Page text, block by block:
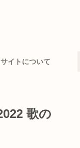
イトについて
歌の